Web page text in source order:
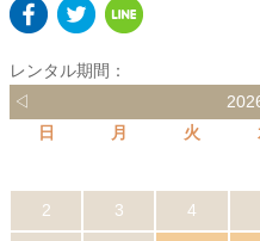
レンタル期間：
◁
日
月 火
2 3 4